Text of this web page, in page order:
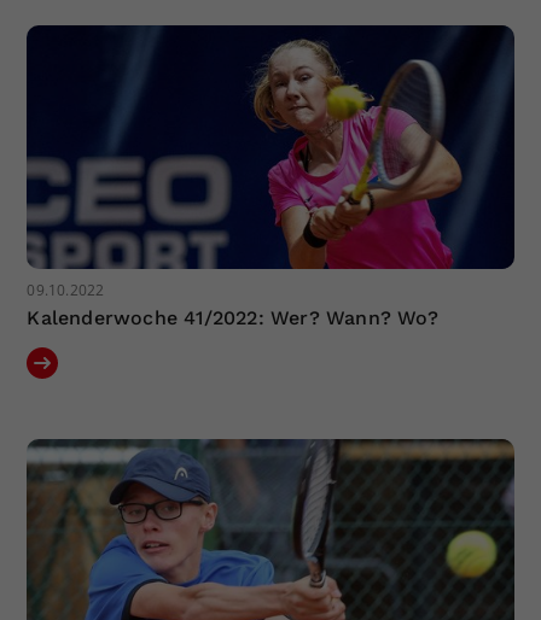
09.10.2022
Kalenderwoche 41/2022: Wer? Wann? Wo?